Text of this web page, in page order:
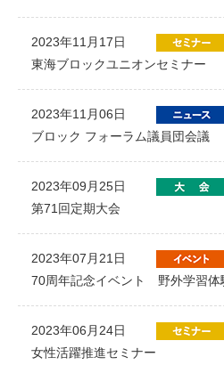
2023年11月17日
東海ブロックユニオンセミナー
2023年11月06日
ブロック フォーラム議員団会議
2023年09月25日
第71回定期大会
2023年07月21日
70周年記念イベント 野外学習体
2023年06月24日
女性活躍推進セミナー